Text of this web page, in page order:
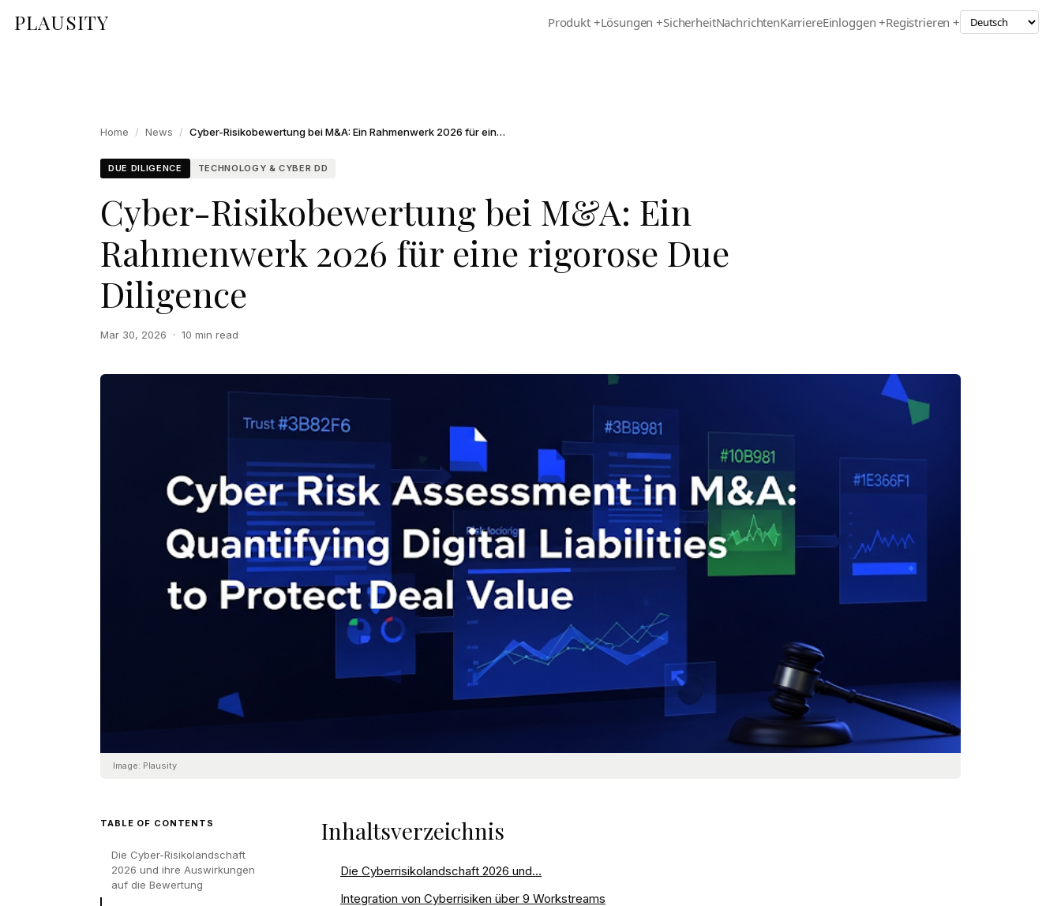
PLAUSITY Produkt+Lösungen +SicherheitNachrichtenKarriereEinloggen +Registrieren +
Home / News / Cyber-Risikobewertung bei M&A: Ein Rahmenwerk 2026 für eine rigorose Due Diligence
DUE DILIGENCE TECHNOLOGY & CYBER DD
Cyber-Risikobewertung bei M&A: Ein
Rahmenwerk 2026 für eine rigorose Due
Diligence
Mar 30, 2026 · 10 min read
Image: Plausity
TABLE OF CONTENTS
Die Cyber-Risikolandschaft
2026 und ihre Auswirkungen
auf die Bewertung
Inhaltsverzeichnis
Die Cyberrisikolandschaft 2026 und...
Integration von Cyberrisiken über 9 Workstreams